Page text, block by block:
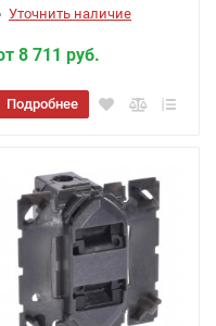
Уточнить наличие
8 711 руб.
Подробнее